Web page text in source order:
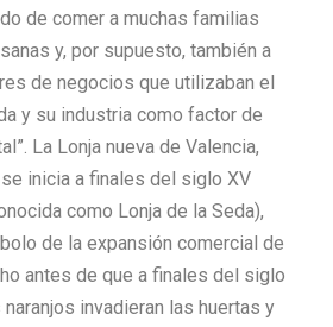
de comer a muchas familias
y, por supuesto, también a
de negocios que utilizaban el
y su industria como factor de
La Lonja nueva de Valencia,
inicia a finales del siglo XV
como Lonja de la Seda),
de la expansión comercial de
antes de que a finales del siglo
invadieran las huertas y